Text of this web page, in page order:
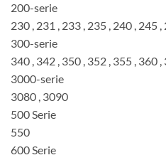
200-serie
230 , 231 , 233 , 235 , 240 , 245
300-serie
340 , 342 , 350 , 352 , 355 , 360 ,
3000-serie
3080 , 3090
500 Serie
550
600 Serie